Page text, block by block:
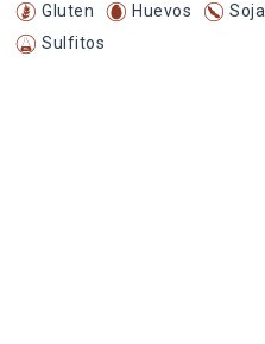
Gluten Huevos Soja
Sulfitos